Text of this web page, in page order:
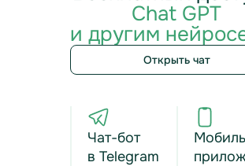
Chat GPT
и другим
Открыть чат
Чат-бот
в Telegram